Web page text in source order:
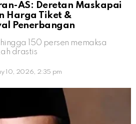
AS: Deretan Maskapai
Harga Tiket &
Penerbangan
150 persen memaksa
drastis
10, 2026, 2:35 pm